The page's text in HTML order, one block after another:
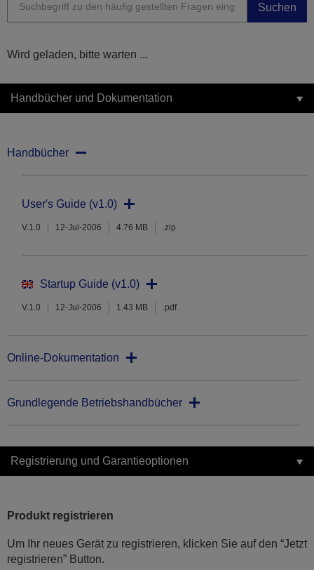
Suchen
Wird geladen, bitte warten ...
Handbücher und Dokumentation
Handbücher
User's Guide (v1.0)
V.1.0 12-Jul-2006 4.76 MB .zip
Startup Guide (v1.0)
V.1.0 12-Jul-2006 1.43 MB .pdf
Online-Dokumentation
Grundlegende Betriebshandbücher
Registrierung und Garantieoptionen
Produkt registrieren
Um Ihr neues Gerät zu registrieren, klicken Sie auf den “Jetzt
registrieren” Button.